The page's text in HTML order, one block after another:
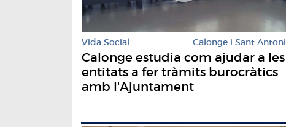
Vida Social Calonge i Sant Antoni
Calonge estudia com ajudar a les
entitats a fer tràmits burocràtics
amb l'Ajuntament